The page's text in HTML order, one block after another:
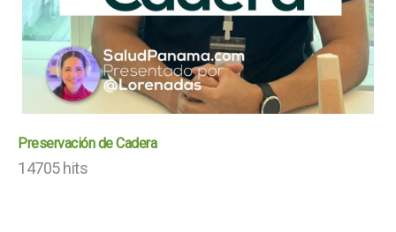
Preservación de Cadera
14705 hits